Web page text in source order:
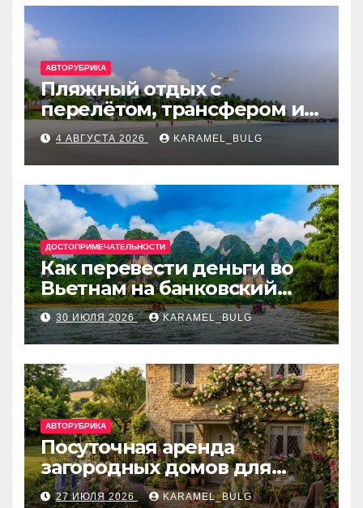
АВТОРУБРИКА
Пляжный отдых с
перелётом, трансфером и
отелем на Мальдивах, в
Турции, Греции, Таиланде
и Европе
4 АВГУСТА 2026 KARAMEL_BULG
ДОСТОПРИМЕЧАТЕЛЬНОСТИ
Как перевести деньги во
Вьетнам на банковский
счёт: VietcomBank, BIDV,
Techcombank и другие
банки
30 ИЮЛЯ 2026 KARAMEL_BULG
АВТОРУБРИКА
Посуточная аренда
загородных домов для
отдыха
27 ИЮЛЯ 2026 KARAMEL_BULG